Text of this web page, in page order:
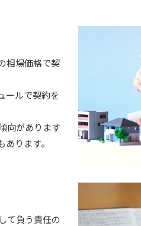
相場価格で契
ールで契約を
向があります
ります。
て負う責任の